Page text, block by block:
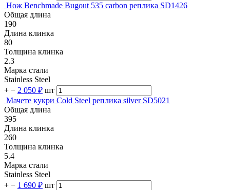
Нож Benchmade Bugout 535 carbon реплика SD1426
Общая длина
190
Длина клинка
80
Толщина клинка
2.3
Марка стали
Stainless Steel
+ − 2 050 ₽ шт
Мачете кукри Cold Steel реплика silver SD5021
Общая длина
395
Длина клинка
260
Толщина клинка
5.4
Марка стали
Stainless Steel
+ − 1 690 ₽ шт